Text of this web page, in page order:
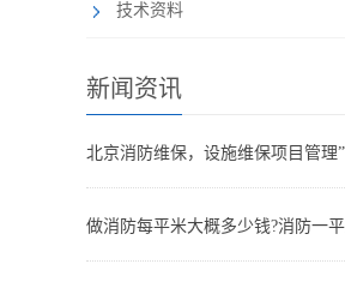
技术资料
新闻资讯